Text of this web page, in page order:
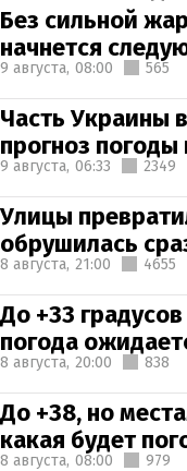
Без сильной
начнется
9 августа, 08:00 565
Часть Украины
прогноз погоды
9 августа, 06:33 2349
Улицы
обрушилась
8 августа, 21:00 4655
До +33
погода
8 августа, 20:00 838
До +38, но
какая будет
8 августа, 08:00 979